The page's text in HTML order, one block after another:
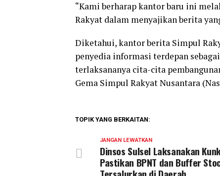
“Kami berharap kantor baru ini
Rakyat dalam menyajikan berita
Diketahui, kantor berita Simpul
penyedia informasi terdepan
terlaksananya cita-cita
Gema Simpul Rakyat Nusantara
TOPIK YANG BERKAITAN:
JANGAN LEWATKAN
Dinsos Sulsel Laksanakan
Pastikan BPNT dan Buffer